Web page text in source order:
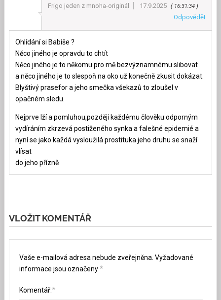
Frigo jeden z mnoha-originál 17.9.2025 16:31:34
Odpovědět
Ohlídání si Babiše ?
Něco jiného je opravdu to chtít
Něco jiného je to někomu pro mě bezvýznamnému slibovat
a něco jiného je to slespoň na oko už konečně zkusit dokázat.
Blyštivý prasefor a jeho smečka všekazů to zloušel v
opačném sledu.
Nejprve lží a pomluhou,později každému člověku odporným
vydíráním zkrzevá postiženého synka a falešné epidemié a
nyní se jako každá vysloužilá prostituka jeho druhu se snaží
vlísat
do jeho přízně
VLOŽIT KOMENTÁŘ
Vaše e-mailová adresa nebude zveřejněna. Vyžadované
informace jsou označeny *
Komentář:*